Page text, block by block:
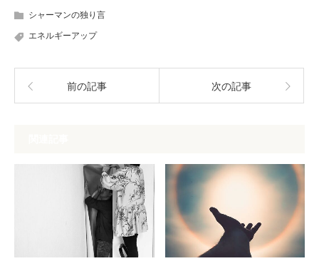
シャーマンの独り言
エネルギーアップ
前の記事 次の記事